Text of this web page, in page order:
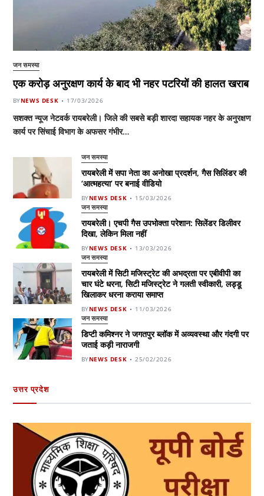
जन समस्या
एक करोड़ अनुरक्षण कार्य के बाद भी नहर पटरियों की हालत खराब
BYNEWS DESK 17/03/2026
सशक्त न्यूज नेटवर्क रायबरेली। जिले की सबसे बड़ी शारदा सहायक नहर के अनुरक्षण
कार्य पर सिंचाई विभाग के अफसर गंभीर…
जन समस्या
रायबरेली में सपा नेता का अनोखा प्रदर्शन, गैस सिलिंडर की
‘आत्महत्या’ पर बनाई वीडियो
BYNEWS DESK 15/03/2026
जन समस्या
रायबरेली। एचपी गैस उपभोक्ता परेशान: सिलेंडर डिलीवर
दिखा, लेकिन मिला नहीं
BYNEWS DESK 13/03/2026
जन समस्या
रायबरेली में सिटी मजिस्ट्रेट की अभद्रता पर एबीवीपी का
चार घंटे धरना, सिटी मजिस्ट्रेट ने गलती स्वीकारी, लड्डू
खिलाकर धरना कराया समाप्त
BYNEWS DESK 11/03/2026
जन समस्या
डिप्टी कमिश्नर ने जगतपुर ब्लॉक में अव्यवस्था और गंदगी पर
जताई कड़ी नाराजगी
BYNEWS DESK 25/02/2026
उत्तर प्रदेश